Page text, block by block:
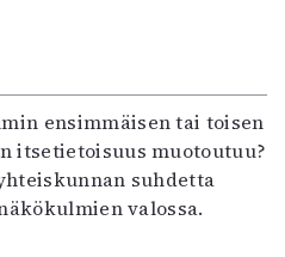
ensimmäisen tai toisen
itsetietoisuus muotoutuu?
suhdetta
valossa.